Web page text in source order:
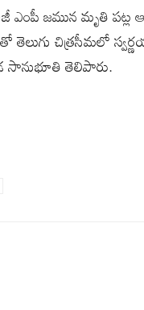
జమున మృతి పట్ల
తెలుగు చిత్రసీమలో
సానుభూతి తెలిపారు.